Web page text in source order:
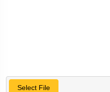
Select File